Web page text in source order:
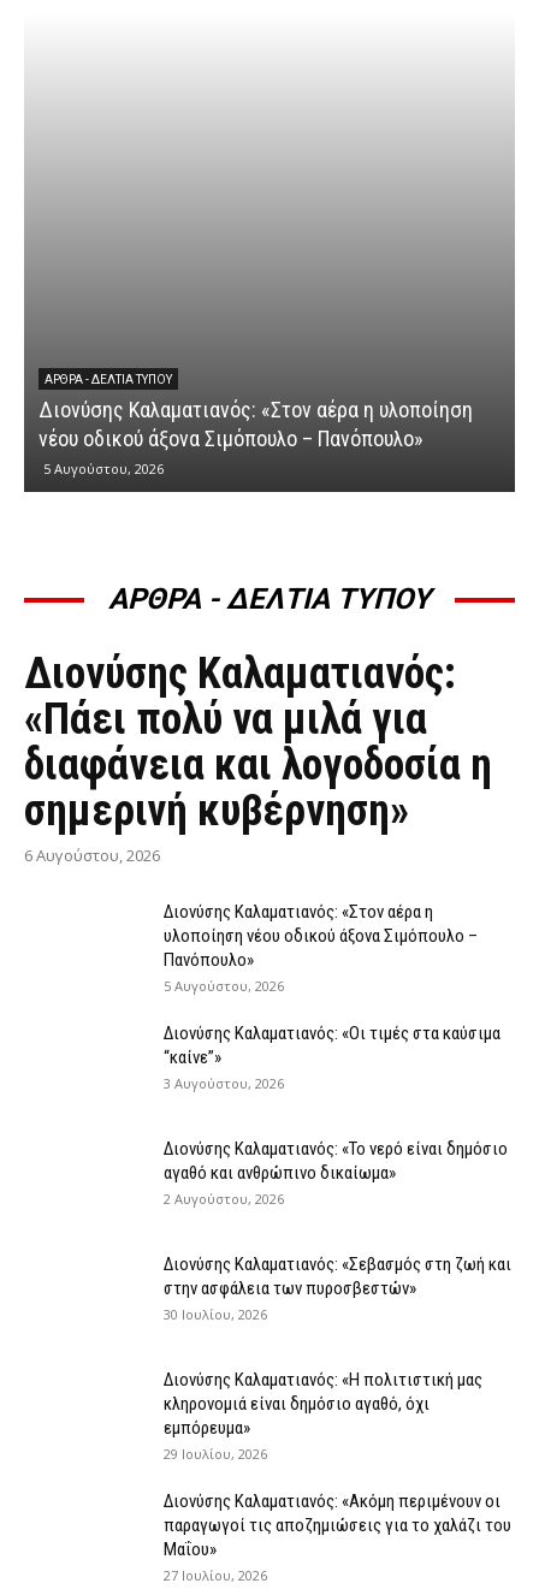
ΆΡΘΡΑ - ΔΕΛΤΊΑ ΤΎΠΟΥ
Διονύσης Καλαματιανός: «Στον αέρα η υλοποίηση
νέου οδικού άξονα Σιμόπουλο – Πανόπουλο»
5 Αυγούστου, 2026
ΑΡΘΡΑ - ΔΕΛΤΙΑ ΤΥΠΟΥ
ΆΡΘΡΑ - ΔΕΛΤΊΑ ΤΎΠΟΥ
Διονύσης Καλαματιανός:
«Πάει πολύ να μιλά για
διαφάνεια και λογοδοσία η
σημερινή κυβέρνηση»
6 Αυγούστου, 2026
Διονύσης Καλαματιανός: «Στον αέρα η
υλοποίηση νέου οδικού άξονα Σιμόπουλο –
Πανόπουλο»
5 Αυγούστου, 2026
Διονύσης Καλαματιανός: «Οι τιμές στα καύσιμα
“καίνε”»
3 Αυγούστου, 2026
Διονύσης Καλαματιανός: «Το νερό είναι δημόσιο
αγαθό και ανθρώπινο δικαίωμα»
2 Αυγούστου, 2026
Διονύσης Καλαματιανός: «Σεβασμός στη ζωή και
στην ασφάλεια των πυροσβεστών»
30 Ιουλίου, 2026
Διονύσης Καλαματιανός: «Η πολιτιστική μας
κληρονομιά είναι δημόσιο αγαθό, όχι
εμπόρευμα»
29 Ιουλίου, 2026
Διονύσης Καλαματιανός: «Ακόμη περιμένουν οι
παραγωγοί τις αποζημιώσεις για το χαλάζι του
Μαΐου»
27 Ιουλίου, 2026